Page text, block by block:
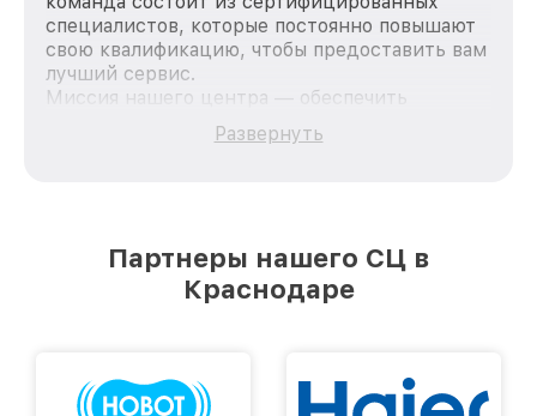
специалистов, которые постоянно повышают
свою квалификацию, чтобы предоставить вам
лучший сервис.
Миссия нашего центра — обеспечить
качественный и доступный ремонт для
каждого пользователя продукции Philips, вне
лучшим сервисным центром Philips в городе
Краснодаре, постоянно повышая уровень
Развернуть
Партнеры нашего СЦ в
Краснодаре